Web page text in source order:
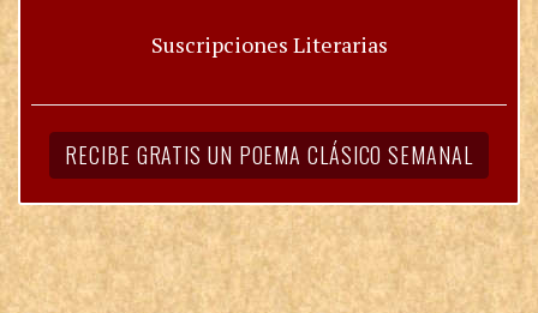
Suscripciones Literarias
RECIBE GRATIS UN POEMA CLÁSICO SEMANAL